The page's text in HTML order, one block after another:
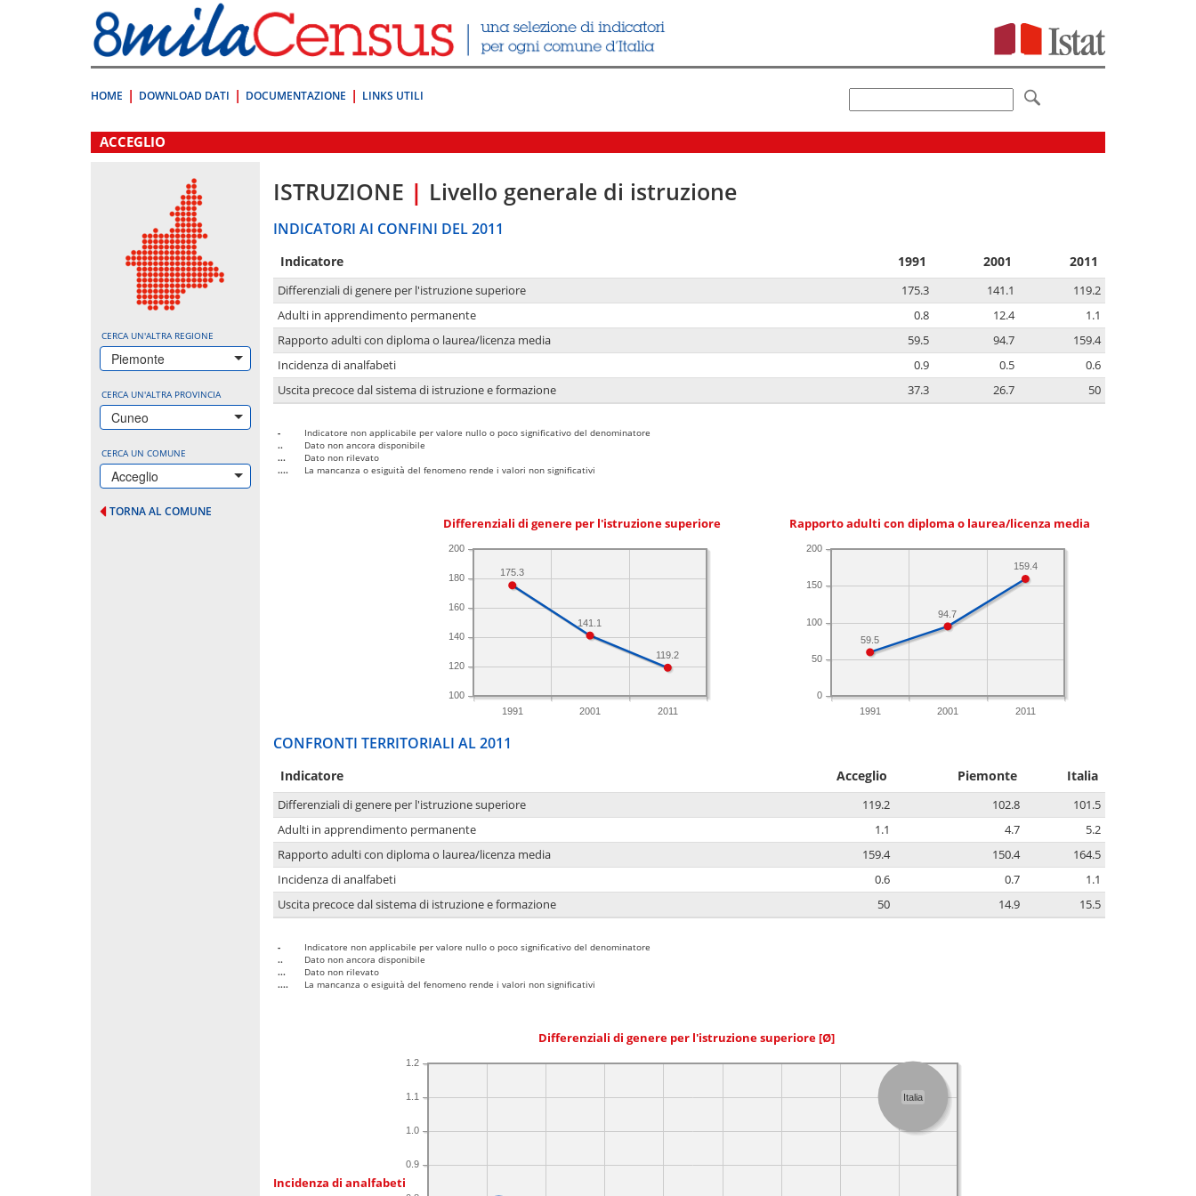
direttamente
a:
Contenuto
HOME DOWNLOAD DATI DOCUMENTAZIONE LINKS UTILI
.
ACCEGLIO
CERCA UN'ALTRA REGIONE
Piemonte
CERCA UN'ALTRA PROVINCIA
Cuneo
CERCA UN COMUNE
Acceglio
TORNA AL COMUNE
ISTRUZIONE | Livello generale di istruzione
INDICATORI AI CONFINI DEL 2011
Indicatore 1991 2001 2011
Differenziali di genere per l'istruzione superiore 175.3 141.1
119.2
Adulti in apprendimento permanente
0.8 12.4
1.1
Rapporto adulti con diploma o laurea/licenza media
59.5 94.7
159.4
Incidenza di analfabeti
0.9 0.5
0.6
Uscita precoce dal sistema di istruzione e formazione
37.3 26.7 50
-
Indicatore non applicabile per valore nullo o poco significativo del denominatore
..
Dato non ancora disponibile
...
Dato non rilevato
....
La mancanza o esiguità del fenomeno rende i valori non significativi
Differenziali di genere per l'istruzione superiore
1991 2001 2011
100
120
140
160
180
200
119.2
141.1
175.3
Rapporto adulti con diploma o laurea/licenza media
1991 2001 2011
0
50
100
150
200
159.4
94.7
59.5
CONFRONTI TERRITORIALI AL 2011
Indicatore Acceglio Piemonte Italia
Differenziali di genere per l'istruzione superiore 119.2 102.8
101.5
Adulti in apprendimento permanente
1.1 4.7
5.2
Rapporto adulti con diploma o laurea/licenza media
159.4 150.4
164.5
Incidenza di analfabeti
0.6 0.7
1.1
Uscita precoce dal sistema di istruzione e formazione
50 14.9 15.5
-
Indicatore non applicabile per valore nullo o poco significativo del denominatore
..
Dato non ancora disponibile
...
Dato non rilevato
....
La mancanza o esiguità del fenomeno rende i valori non significativi
Differenziali di genere per l'istruzione superiore [Ø]
Incidenza di analfabeti
0.9
1.0
1.1
1.2
Italia